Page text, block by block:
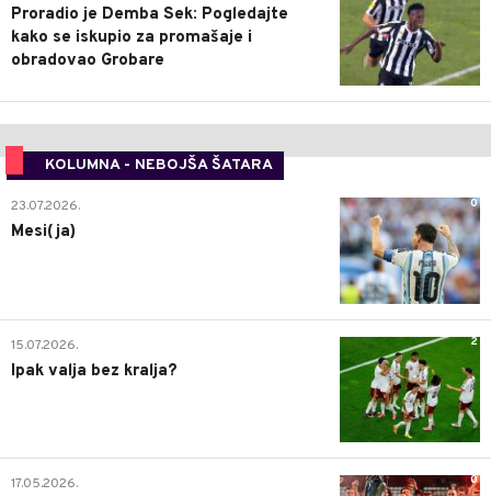
Proradio je Demba Sek: Pogledajte
kako se iskupio za promašaje i
obradovao Grobare
KOLUMNA - NEBOJŠA ŠATARA
0
23.07.2026.
Mesi(ja)
2
15.07.2026.
Ipak valja bez kralja?
0
17.05.2026.